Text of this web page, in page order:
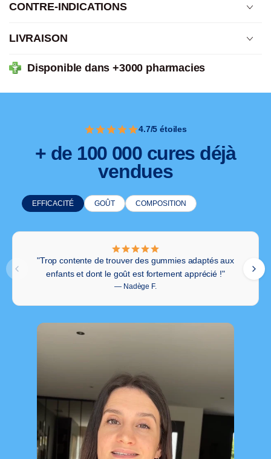
CONTRE-INDICATIONS
LIVRAISON
Disponible dans +3000 pharmacies
4.7/5 étoiles
+ de 100 000 cures déjà
vendues
EFFICACITÉ GOÛT COMPOSITION
"Trop contente de trouver des gummies adaptés aux
enfants et dont le goût est fortement apprécié !"
— Nadège F.